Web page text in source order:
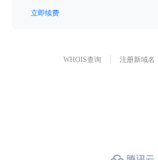
立即续费
WHOIS查询 注册新域名